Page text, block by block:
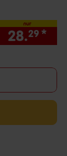
nur
28.29 *